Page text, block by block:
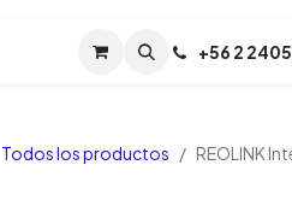
Soporte TPM (CL) Tienda
+56 2
Todos los productos REOLINK